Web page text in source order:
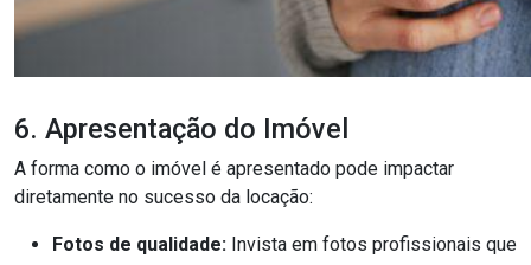
6. Apresentação do Imóvel
A forma como o imóvel é apresentado pode impactar
diretamente no sucesso da locação:
Fotos de qualidade: Invista em fotos profissionais que